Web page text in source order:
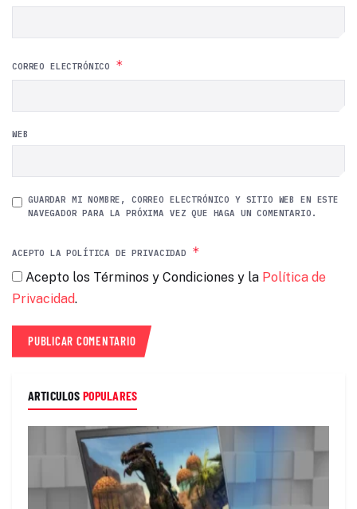
CORREO ELECTRÓNICO *
WEB
GUARDAR MI NOMBRE, CORREO ELECTRÓNICO Y SITIO WEB EN ESTE
NAVEGADOR PARA LA PRÓXIMA VEZ QUE HAGA UN COMENTARIO.
ACEPTO LA POLÍTICA DE PRIVACIDAD *
Acepto los Términos y Condiciones y la Política de
Privacidad.
ARTICULOS POPULARES